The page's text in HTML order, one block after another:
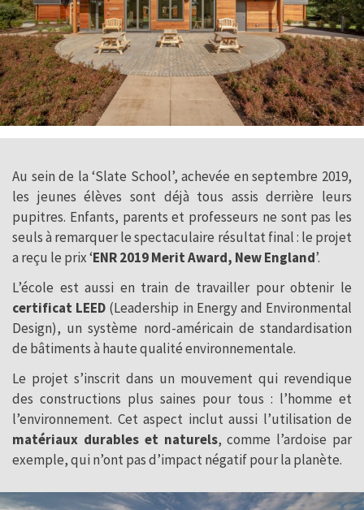
Au sein de la ‘Slate School’, achevée en septembre 2019,
les jeunes élèves sont déjà tous assis derrière leurs
pupitres. Enfants, parents et professeurs ne sont pas les
seuls à remarquer le spectaculaire résultat final : le projet
a reçu le prix ‘ENR 2019 Merit Award, New England’.
L’école est aussi en train de travailler pour obtenir le
certificat LEED (Leadership in Energy and Environmental
Design), un système nord-américain de standardisation
de bâtiments à haute qualité environnementale.
Le projet s’inscrit dans un mouvement qui revendique
des constructions plus saines pour tous : l’homme et
l’environnement. Cet aspect inclut aussi l’utilisation de
matériaux durables et naturels, comme l’ardoise par
exemple, qui n’ont pas d’impact négatif pour la planète.